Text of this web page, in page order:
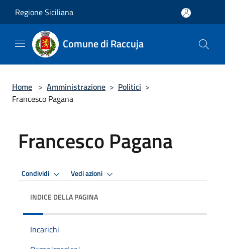
Regione Siciliana
Comune di Raccuja
Home > Amministrazione > Politici >
Francesco Pagana
Francesco Pagana
Condividi Vedi azioni
INDICE DELLA PAGINA
Incarichi